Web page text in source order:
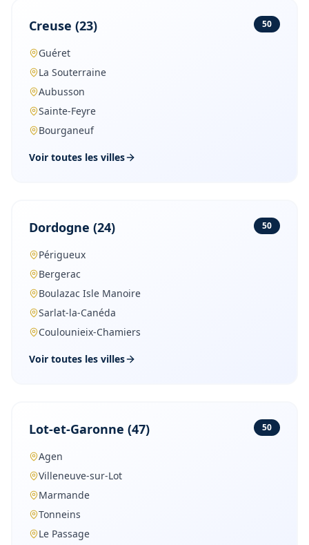
Creuse (23) 50
Guéret
La Souterraine
Aubusson
Sainte-Feyre
Bourganeuf
Voir toutes les villes
Dordogne (24) 50
Périgueux
Bergerac
Boulazac Isle Manoire
Sarlat-la-Canéda
Coulounieix-Chamiers
Voir toutes les villes
Lot-et-Garonne (47) 50
Agen
Villeneuve-sur-Lot
Marmande
Tonneins
Le Passage